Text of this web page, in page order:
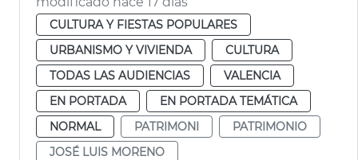
CULTURA Y FIESTAS POPULARES
URBANISMO Y VIVIENDA
CULTURA
TODAS LAS AUDIENCIAS
VALENCIA
EN PORTADA
EN PORTADA TEMÁTICA
NORMAL
PATRIMONI
PATRIMONIO
JOSÉ LUIS MORENO